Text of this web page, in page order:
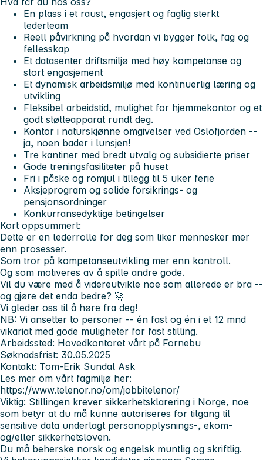
En plass i et raust, engasjert og faglig sterkt
lederteam
Reell påvirkning på hvordan vi bygger folk, fag og
fellesskap
Et datasenter driftsmiljø med høy kompetanse og
stort engasjement
Et dynamisk arbeidsmiljø med kontinuerlig læring og
utvikling
Fleksibel arbeidstid, mulighet for hjemmekontor og et
godt støtteapparat rundt deg.
Kontor i naturskjønne omgivelser ved Oslofjorden --
ja, noen bader i lunsjen!
Tre kantiner med bredt utvalg og subsidierte priser
Gode treningsfasiliteter på huset
Fri i påske og romjul i tillegg til 5 uker ferie
Aksjeprogram og solide forsikrings- og
pensjonsordninger
Konkurransedyktige betingelser
Kort oppsummert:
Dette er en lederrolle for deg som liker mennesker mer
enn prosesser.
Som tror på kompetanseutvikling mer enn kontroll.
Og som motiveres av å spille andre gode.
Vil du være med å videreutvikle noe som allerede er bra --
og gjøre det enda bedre? 🚀
Vi gleder oss til å høre fra deg!
NB: Vi ansetter to personer -- én fast og én i et 12 mnd
vikariat med gode muligheter for fast stilling.
Arbeidssted: Hovedkontoret vårt på Fornebu
Søknadsfrist: 30.05.2025
Kontakt: Tom-Erik Sundal Ask
Les mer om vårt fagmiljø her:
https://www.telenor.no/om/jobbitelenor/
Viktig: Stillingen krever sikkerhetsklarering i Norge, noe
som betyr at du må kunne autoriseres for tilgang til
sensitive data underlagt personopplysnings-, ekom-
og/eller sikkerhetsloven.
Du må beherske norsk og engelsk muntlig og skriftlig.